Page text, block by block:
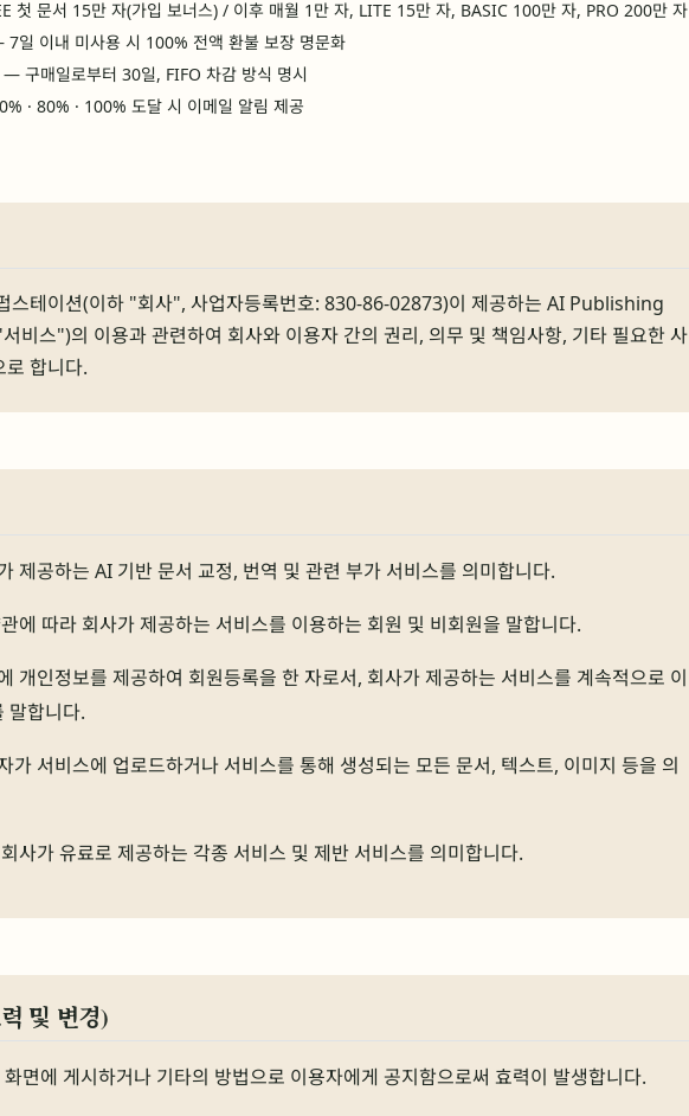
첫 문서 15만 자(가입 보너스) / 이후 매월 1만 자, LITE 15만 자, BASIC 100만 자, PRO 200만 자
일 이내 미사용 시 100% 전액 환불 보장 명문화
구매일로부터 30일, FIFO 차감 방식 명시
· 80% · 100% 도달 시 이메일 알림 제공
스테이션(이하 "회사", 사업자등록번호: 830-86-02873)이 제공하는 AI Publishing
비스")의 이용과 관련하여 회사와 이용자 간의 권리, 의무 및 책임사항, 기타 필요한 사
로 합니다.
제공하는 AI 기반 문서 교정, 번역 및 관련 부가 서비스를 의미합니다.
에 따라 회사가 제공하는 서비스를 이용하는 회원 및 비회원을 말합니다.
개인정보를 제공하여 회원등록을 한 자로서, 회사가 제공하는 서비스를 계속적으로 이
말합니다.
가 서비스에 업로드하거나 서비스를 통해 생성되는 모든 문서, 텍스트, 이미지 등을 의
사가 유료로 제공하는 각종 서비스 및 제반 서비스를 의미합니다.
및 변경)
면에 게시하거나 기타의 방법으로 이용자에게 공지함으로써 효력이 발생합니다.